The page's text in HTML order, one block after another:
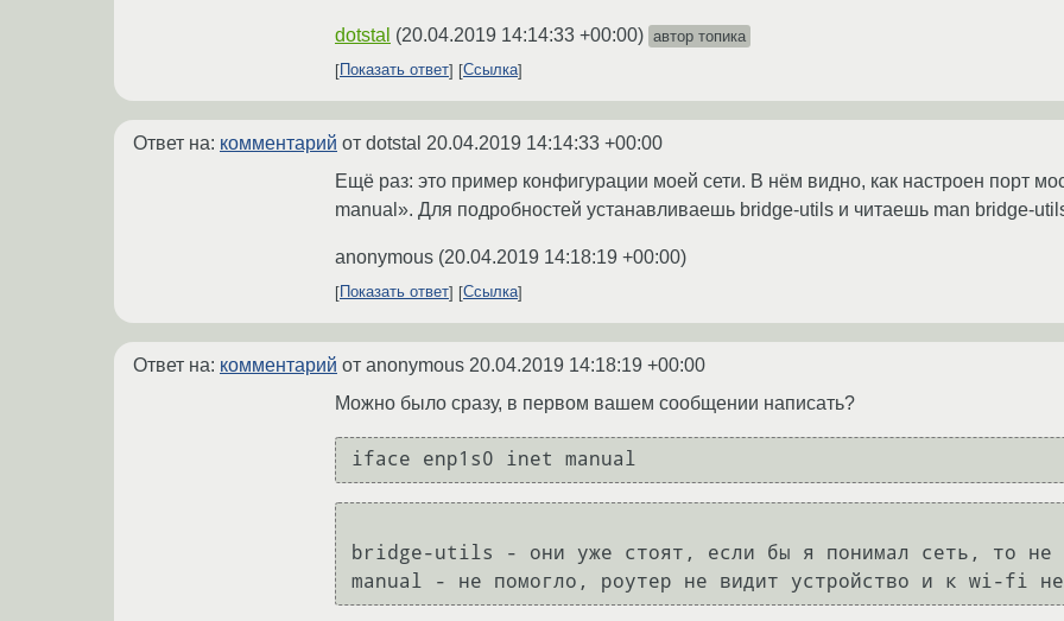
dotstal (20.04.2019 14:14:33 +00:00) автор топика
Показать ответ
Ссылка
Ответ на: комментарий от dotstal 20.04.2019 14:14:33 +00:00
Ещё раз: это пример конфигурации моей сети. В нём видно, как настроен порт
manual». Для подробностей устанавливаешь bridge-utils и читаешь man bridge-
anonymous (20.04.2019 14:18:19 +00:00)
Показать ответ Ссылка
Ответ на: комментарий от anonymous 20.04.2019 14:18:19 +00:00
Можно было сразу, в первом вашем сообщении написать?
iface enp1s0 inet manual
bridge-utils - они уже стоят, если бы я понимал сеть, то не
manual - не помогло, роутер не видит устройство и к wi-fi не